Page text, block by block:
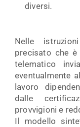
diversi.
Nelle
precisato che
telematico
eventualmente
lavoro
dalle
provvigioni e
Il modello